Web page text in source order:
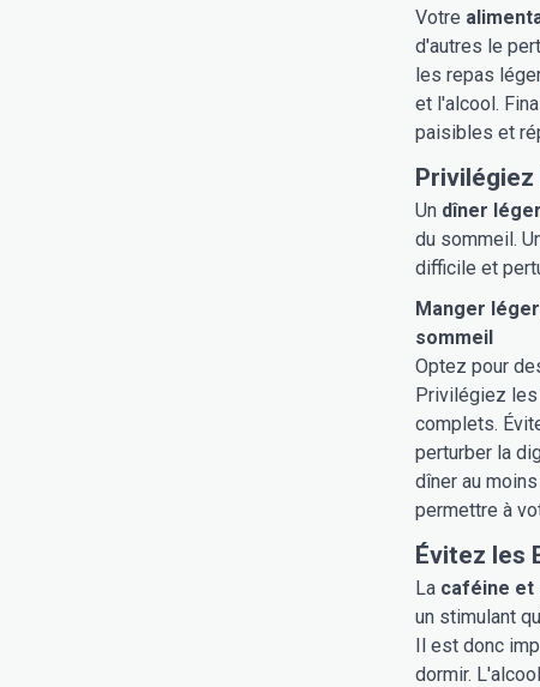
Votre
d'autres le
les repas
et l'alcool.
paisibles et
Privilégiez
Un dîner
du sommeil.
difficile et
Manger
sommeil
Optez pour
Privilégiez
complets.
perturber la
dîner au
permettre à
Évitez les
La caféine et
un stimulant
Il est donc
dormir.